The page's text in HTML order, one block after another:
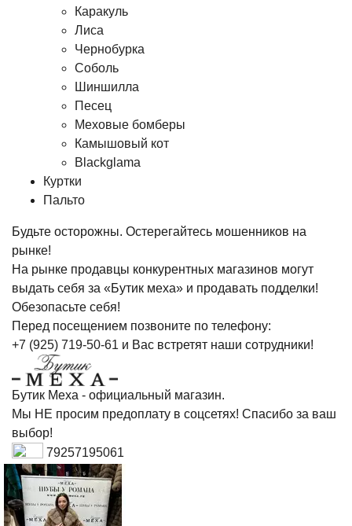
Каракуль
Лиса
Чернобурка
Соболь
Шиншилла
Песец
Меховые бомберы
Камышовый кот
Blackglama
Куртки
Пальто
Будьте осторожны. Остерегайтесь мошенников на
рынке!
На рынке продавцы конкурентных магазинов могут
выдать себя за «Бутик меха» и продавать подделки!
Обезопасьте себя!
Перед посещением позвоните по телефону:
+7 (925) 719-50-61 и Вас встретят наши сотрудники!
Бутик Меха - официальный магазин.
Мы НЕ просим предоплату в соцсетях! Спасибо за ваш
выбор!
79257195061